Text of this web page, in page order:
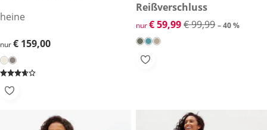
heine
€ 159,00
nur€ 159,00
Reißverschluss
reduzierter Preis € 59,99,
nur€ 59,99€ 99,99 – 40 %